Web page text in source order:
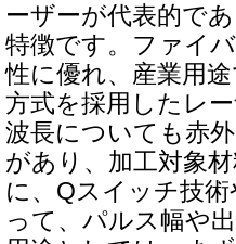
ーザーが代表的で
特徴です。ファイ
性に優れ、産業用
方式を採用したレ
波長についても赤
があり、加工対象
に、Qスイッチ技
って、パルス幅や